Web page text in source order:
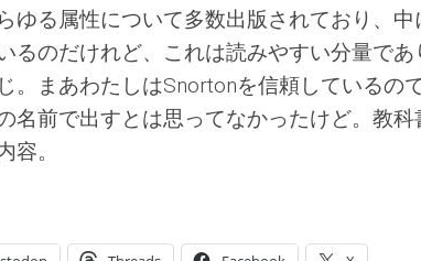
ゆる属性について多数出版されており、
るのだけれど、これは読みやすい分量で
。まあわたしはSnortonを信頼しているの
名前で出すとは思ってなかったけど。教
容。